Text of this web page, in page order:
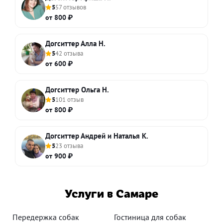
557 отзывов
от 800 ₽
Догситтер Алла Н.
542 отзыва
от 600 ₽
Догситтер Ольга Н.
5101 отзыв
от 800 ₽
Догситтер Андрей и Наталья К.
523 отзыва
от 900 ₽
Услуги в Самаре
Передержка собак Гостиница для собак